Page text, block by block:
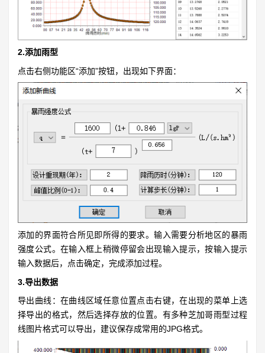
2.添加雨型
点击右侧功能区“添加”按钮，出现如下界面：
添加的界面符合所见即所得的要求。输入需要分析地区的暴雨
强度公式。在输入框上稍微停留会出现输入提示，按输入提示
输入数据后，点击确定，完成添加过程。
3.导出数据
导出曲线：在曲线区域任意位置点击右键，在出现的菜单上选
择导出的格式，然后选择存放的位置。有多种芝加哥雨型过程
线图片格式可以导出，建议保存成常用的JPG格式。